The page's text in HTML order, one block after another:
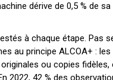
dérive de 0,5 % de
à chaque étape. Pas
au principe ALCOA+ :
ou copies
2022, 42 % des